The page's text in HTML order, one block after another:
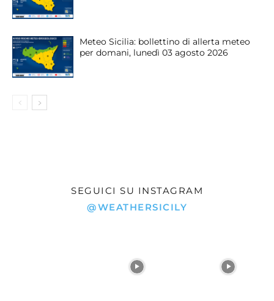
Meteo Sicilia: bollettino di allerta meteo
per domani, lunedì 03 agosto 2026
SEGUICI SU INSTAGRAM
@WEATHERSICILY